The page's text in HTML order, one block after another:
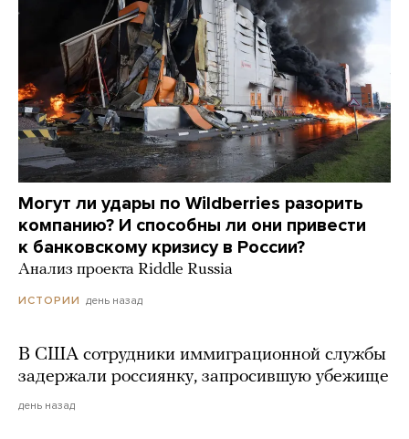
Могут ли удары по Wildberries разорить
компанию? И способны ли они привести
к банковскому кризису в России?
Анализ проекта Riddle Russia
ИСТОРИИ день назад
В США сотрудники иммиграционной службы
задержали россиянку, запросившую убежище
день назад